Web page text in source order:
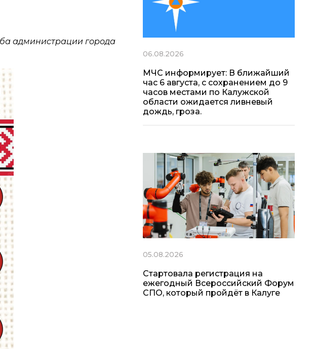
администрации города
06.08.2026
МЧС информирует: В ближайший
час 6 августа, с сохранением до 9
часов местами по Калужской
области ожидается ливневый
дождь, гроза.
05.08.2026
Стартовала регистрация на
ежегодный Всероссийский Форум
СПО, который пройдёт в Калуге